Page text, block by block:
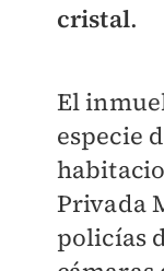
cristal.
El
especie
Privada
policías